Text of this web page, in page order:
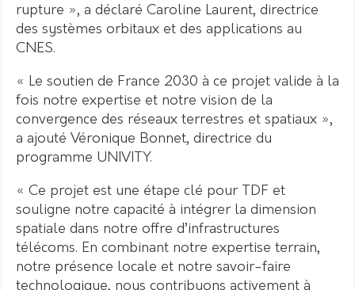
rupture », a déclaré Caroline Laurent, directrice
des systèmes orbitaux et des applications au
CNES.
« Le soutien de France 2030 à ce projet valide à la
fois notre expertise et notre vision de la
convergence des réseaux terrestres et spatiaux »,
a ajouté Véronique Bonnet, directrice du
programme UNIVITY.
« Ce projet est une étape clé pour TDF et
souligne notre capacité à intégrer la dimension
spatiale dans notre offre d’infrastructures
télécoms. En combinant notre expertise terrain,
notre présence locale et notre savoir-faire
technologique, nous contribuons activement à